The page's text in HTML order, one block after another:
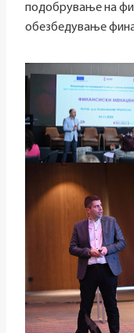
подобрување на
обезбедување